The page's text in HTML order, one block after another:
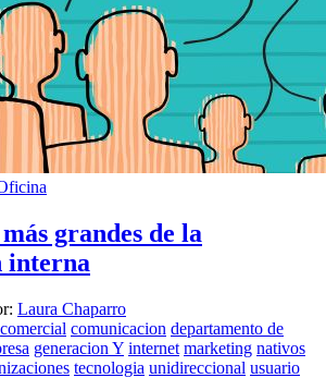
grandes de la
interna
Laura Chaparro
comercial comunicacion departamento de
generacion Y internet marketing nativos
tecnologia unidireccional usuario